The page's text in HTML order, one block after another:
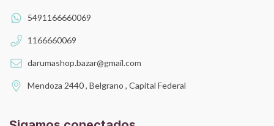
5491166660069
1166660069
darumashop.bazar@gmail.com
Mendoza 2440 , Belgrano , Capital Federal